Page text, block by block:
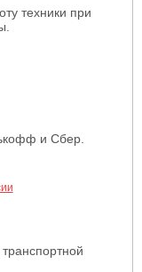
техники при
и Сбер.